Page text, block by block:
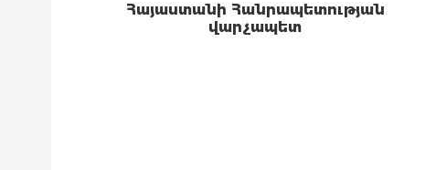
Հայաստանի Հանրապետության
վարչապետ